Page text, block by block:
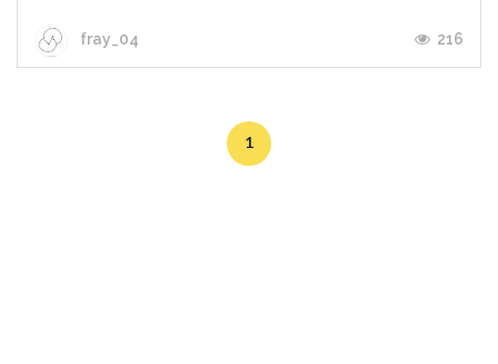
fray_04 216
1